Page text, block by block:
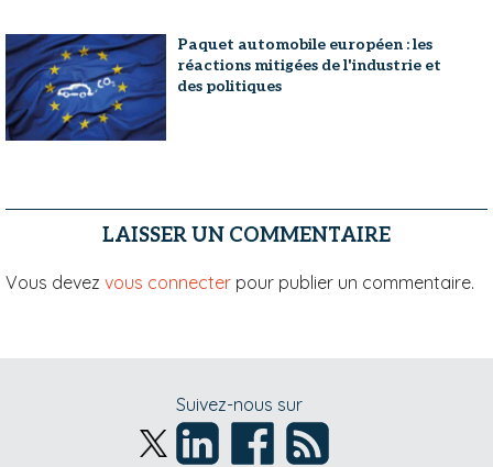
Paquet automobile européen : les
réactions mitigées de l'industrie et
des politiques
LAISSER UN COMMENTAIRE
Vous devez vous connecter pour publier un commentaire.
Suivez-nous sur